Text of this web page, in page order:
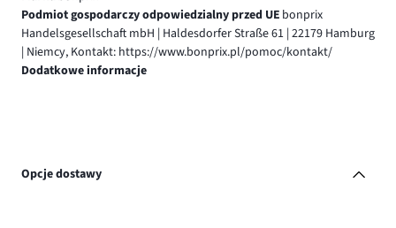
Podmiot gospodarczy odpowiedzialny przed UE bonprix
Handelsgesellschaft mbH | Haldesdorfer Straße 61 | 22179 Hamburg
| Niemcy, Kontakt: https://www.bonprix.pl/pomoc/kontakt/
Dodatkowe informacje
Opcje dostawy